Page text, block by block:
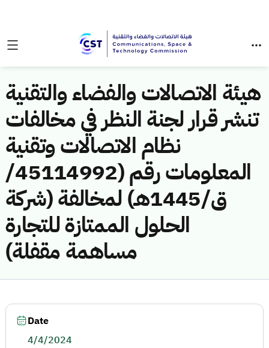
هيئة الاتصالات والفضاء والتقنية
تنشر قرار لجنة النظر في مخالفات
نظام الاتصالات وتقنية
المعلومات رقم (45114992/
ق/1445هـ) لمخالفة (شركة
الحلول الممتازة للتجارة
مساهمة مقفلة)
Date
4/4/2024